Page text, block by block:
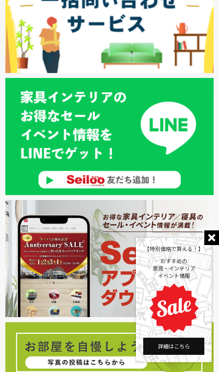
【特別価格で買える！】
おすすめの
家具・インテリア
イベント情報
詳細はこちら